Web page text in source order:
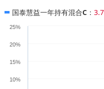
国泰慧益一年持有混合C ：
10%
15%
20%
25%